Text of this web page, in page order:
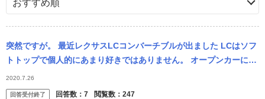
突然ですが。 最近レクサスLCコンバーチブルが出ました LCはソフ
トトップで個人的にあまり好きではありません。 オープンカーにも
色々な種類があって アヴェンタドールなどの自分で着脱する やつ
フ...
2020.7.26
回答受付終了 回答数： 7 閲覧数： 247